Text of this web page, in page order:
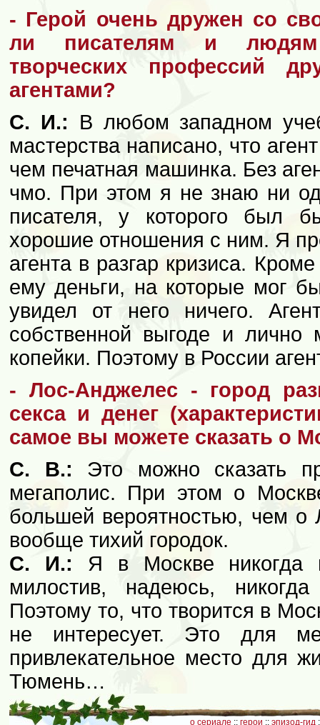
- Герой очень дружен со
ли писателям и
творческих профессий
агентами?
С. И.: В любом западном
мастерства написано, что
чем печатная машинка. Без
чмо. При этом я не знаю ни
писателя, у которого был
хорошие отношения с ним. Я
агента в разгар кризиса.
ему деньги, на которые мог
увидел от него ничего.
собственной выгоде и лично
копейки. Поэтому в России
- Лос-Анджелес - город
секса и денег
самое вы можете сказать о
С. В.: Это можно сказать
мегаполис. При этом о
большей вероятностью, чем о
вообще тихий городок.
С. И.: Я в Москве
милостив, надеюсь,
Поэтому то, что творится в
не интересует. Это для
привлекательное место для
Тюмень…
о сериале :: герои :: эпизод-гид